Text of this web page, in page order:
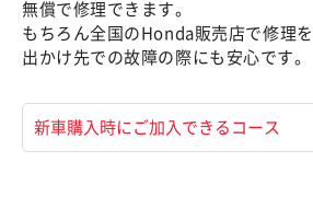
無償で修理できます。
もちろん全国のHonda販売店で修理
出かけ先での故障の際にも安心です。